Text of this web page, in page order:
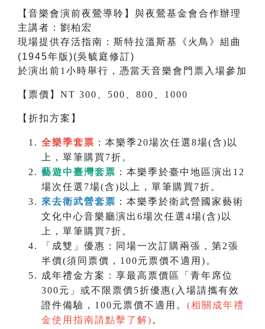
【音樂會演前夜鶯導聆】與夜鶯基金會合作辦理
主講者：劉柏宏
現場提供存活指南： 斯特拉溫斯基 《 火鳥 》 組曲
(1945年版)(吳毓庭修訂)
於演出前1小時舉行，憑當天音樂會門票入場參加
【票價】NT 300、500、800、1000
【折扣方案】
全樂季套票 ：本樂季20場次任選8場(含)以
上，單筆購買7折。
藝遊中臺灣套票 ：本樂季於臺中地區演出12
場次任選7場(含)以上，單筆購買7折。
來去衛武營套票 ：本樂季於衛武營國家藝術
文化中心音樂廳演出6場次任選4場(含)以
上，單筆購買7折。
「成雙」優惠：同場一次訂購兩張，第2張
半價(須同票價，100元票價不適用)。
成年禮金方案：享最高票價區「青年席位
300元」或不限票價5折優惠(入場請攜有效
證件備驗，100元票價不適用。 (相關成年禮
金使用指南請點擊了解) 。